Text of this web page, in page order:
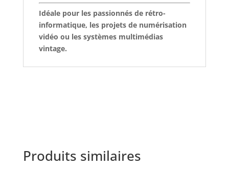
Idéale pour les passionnés de rétro-
informatique, les projets de numérisation
vidéo ou les systèmes multimédias
vintage.
Produits similaires